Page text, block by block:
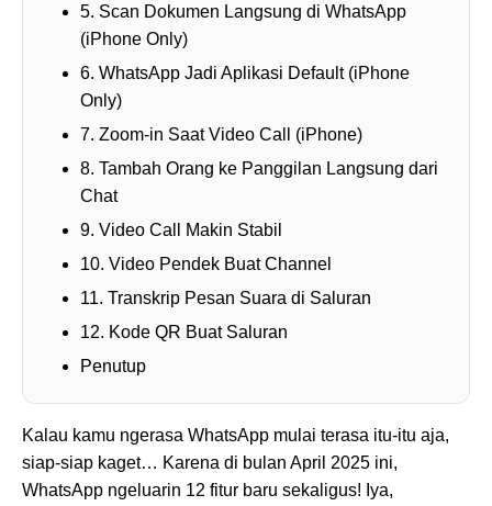
5. Scan Dokumen Langsung di WhatsApp
(iPhone Only)
6. WhatsApp Jadi Aplikasi Default (iPhone
Only)
7. Zoom-in Saat Video Call (iPhone)
8. Tambah Orang ke Panggilan Langsung dari
Chat
9. Video Call Makin Stabil
10. Video Pendek Buat Channel
11. Transkrip Pesan Suara di Saluran
12. Kode QR Buat Saluran
Penutup
Kalau kamu ngerasa WhatsApp mulai terasa itu-itu aja,
siap-siap kaget… Karena di bulan April 2025 ini,
WhatsApp ngeluarin 12 fitur baru sekaligus! Iya,